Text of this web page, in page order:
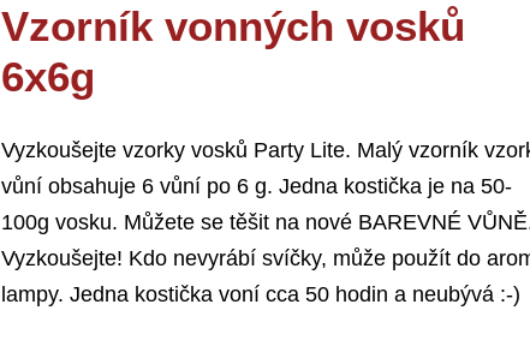
Vzorník vonných vosků
6x6g
Vyzkoušejte vzorky vosků Party Lite. Malý vzorník
vůní obsahuje 6 vůní po 6 g. Jedna kostička je na 50-
100g vosku. Můžete se těšit na nové BAREVNÉ
Vyzkoušejte! Kdo nevyrábí svíčky, může použít do
lampy. Jedna kostička voní cca 50 hodin a neubývá :-)